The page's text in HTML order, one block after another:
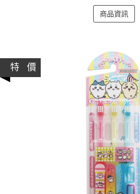
商品資訊
特 價